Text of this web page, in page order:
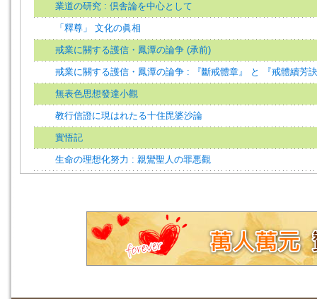
業道の研究 : 倶舎論を中心として
「釋尊」 文化の眞相
戒業に關する護信・鳳潭の論争 (承前)
戒業に關する護信・鳳潭の論争 : 『斷戒體章』 と 『戒體續芳
無表色思想發達小觀
教行信證に現はれたる十住毘婆沙論
實悟記
生命の理想化努力 : 親鸞聖人の罪悪觀